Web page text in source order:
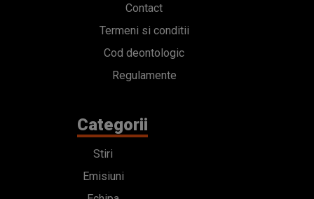
Contact
Termeni si conditii
Cod deontologic
Regulamente
Categorii
Stiri
Emisiuni